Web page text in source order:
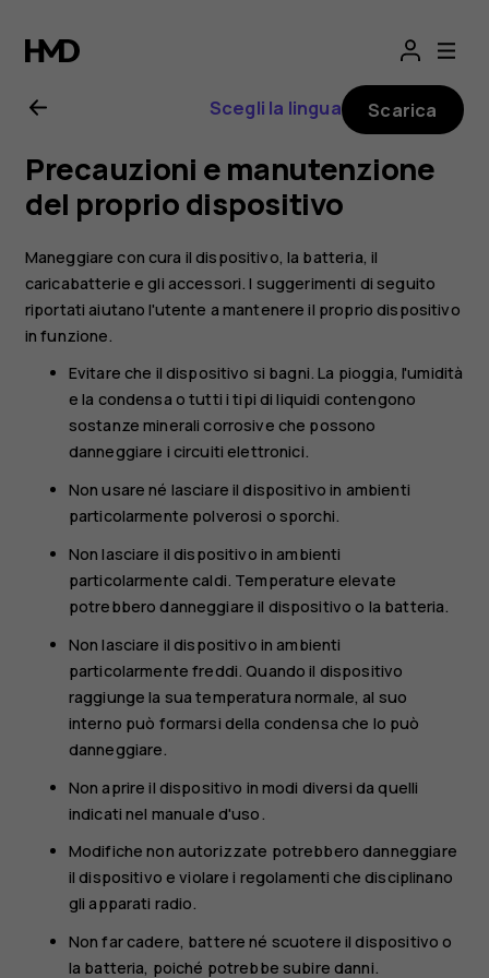
Manuale
d’uso
del
Nokia
Plus
Scegli la lingua Scarica
Precauzioni e manutenzione
del proprio dispositivo
Maneggiare con cura il dispositivo, la batteria, il
caricabatterie e gli accessori. I suggerimenti di seguito
riportati aiutano l'utente a mantenere il proprio dispositivo
in funzione.
Evitare che il dispositivo si bagni. La pioggia, l'umidità
e la condensa o tutti i tipi di liquidi contengono
sostanze minerali corrosive che possono
danneggiare i circuiti elettronici.
Non usare né lasciare il dispositivo in ambienti
particolarmente polverosi o sporchi.
Non lasciare il dispositivo in ambienti
particolarmente caldi. Temperature elevate
potrebbero danneggiare il dispositivo o la batteria.
Non lasciare il dispositivo in ambienti
particolarmente freddi. Quando il dispositivo
raggiunge la sua temperatura normale, al suo
interno può formarsi della condensa che lo può
danneggiare.
Non aprire il dispositivo in modi diversi da quelli
indicati nel manuale d'uso.
Modifiche non autorizzate potrebbero danneggiare
il dispositivo e violare i regolamenti che disciplinano
gli apparati radio.
Non far cadere, battere né scuotere il dispositivo o
la batteria, poiché potrebbe subire danni.